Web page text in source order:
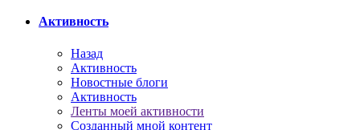
Активность
Назад
Активность
Новостные блоги
Активность
Ленты моей активности
Созданный мной контент